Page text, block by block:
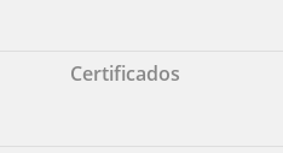
Certificados